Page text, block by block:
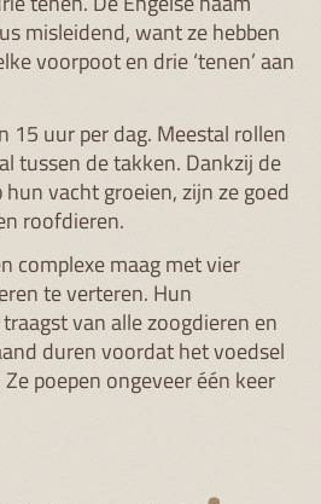
misleidend, want ze hebben
voorpoot en drie ‘tenen’ aan
15 uur per dag. Meestal rollen
tussen de takken. Dankzij de
vacht groeien, zijn ze goed
roofdieren.
complexe maag met vier
te verteren. Hun
van alle zoogdieren en
duren voordat het voedsel
poepen ongeveer één keer